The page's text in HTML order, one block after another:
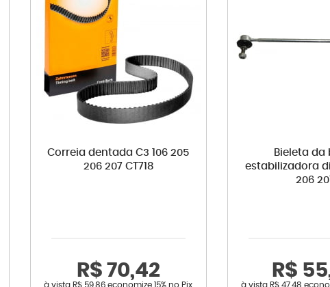
Correia dentada C3 106 205
206 207 CT718
R$ 70,42
à vista R$ 59,86 economize15% no Pix
Bieleta da
estabilizadora
206
R$
à vista R$ 47,48